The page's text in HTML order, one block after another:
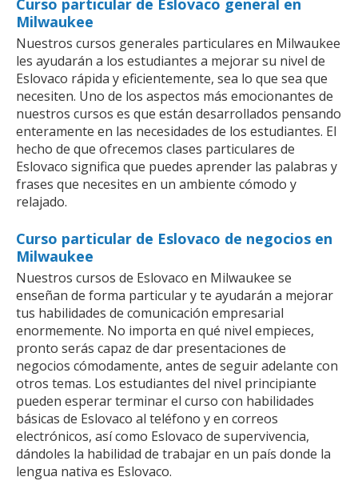
Milwaukee
Nuestros cursos generales particulares en Milwaukee
les ayudarán a los estudiantes a mejorar su nivel de
Eslovaco rápida y eficientemente, sea lo que sea que
necesiten. Uno de los aspectos más emocionantes de
nuestros cursos es que están desarrollados pensando
enteramente en las necesidades de los estudiantes. El
hecho de que ofrecemos clases particulares de
Eslovaco significa que puedes aprender las palabras y
frases que necesites en un ambiente cómodo y
relajado.
Curso particular de Eslovaco de negocios en
Milwaukee
Nuestros cursos de Eslovaco en Milwaukee se
enseñan de forma particular y te ayudarán a mejorar
tus habilidades de comunicación empresarial
enormemente. No importa en qué nivel empieces,
pronto serás capaz de dar presentaciones de
negocios cómodamente, antes de seguir adelante con
otros temas. Los estudiantes del nivel principiante
pueden esperar terminar el curso con habilidades
básicas de Eslovaco al teléfono y en correos
electrónicos, así como Eslovaco de supervivencia,
dándoles la habilidad de trabajar en un país donde la
lengua nativa es Eslovaco.